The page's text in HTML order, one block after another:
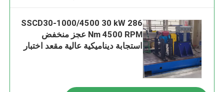
SSCD30-1000/4500 30 kW 286
Nm 4500 RPM عجز منخفض
استجابة ديناميكية عالية مقعد اختبار